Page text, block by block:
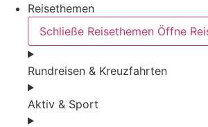
Reisethemen
Schließe Reisethemen Öffne
Rundreisen & Kreuzfahrten
Aktiv & Sport